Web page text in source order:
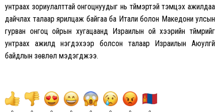
унтраах зориулалттай онгоцнуудыг нь түймэртэй тэмцэх ажилдаа
дайчлах талаар ярилцаж байгаа ба Итали болон Македони улсын
гурван онгоц ойрын хугацаанд Израилын ой хээрийн түймрийг
унтраах ажилд нэгдэхээр болсон талаар Израилын Аюулгүй
байдлын зөвлөл мэдэгджээ.